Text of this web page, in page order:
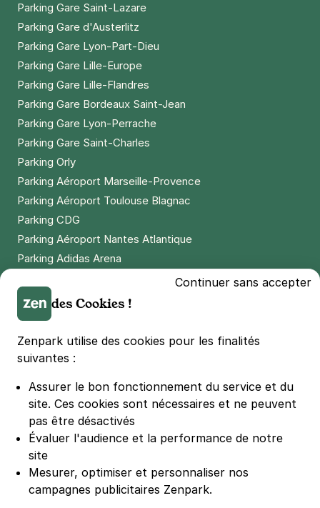
Parking Gare Saint-Lazare
Parking Gare d'Austerlitz
Parking Gare Lyon-Part-Dieu
Parking Gare Lille-Europe
Parking Gare Lille-Flandres
Parking Gare Bordeaux Saint-Jean
Parking Gare Lyon-Perrache
Parking Gare Saint-Charles
Parking Orly
Parking Aéroport Marseille-Provence
Parking Aéroport Toulouse Blagnac
Parking CDG
Parking Aéroport Nantes Atlantique
Parking Adidas Arena
Parking LDLC Arena
Parking Stade Pierre Mauroy
Parking Groupama Stadium
Parking Vélodrome
Parking Bercy
Parking La Défense Arena
Parking Les 4 temps
Parking Nation
Parking Porte de Versailles
Parking Lille Grand Palais
Continuer sans accepter
des Cookies !
Zenpark utilise des cookies pour les finalités
suivantes :
Assurer le bon fonctionnement du service et du
site. Ces cookies sont nécessaires et ne peuvent
pas être désactivés
Évaluer l'audience et la performance de notre
site
Mesurer, optimiser et personnaliser nos
campagnes publicitaires Zenpark.